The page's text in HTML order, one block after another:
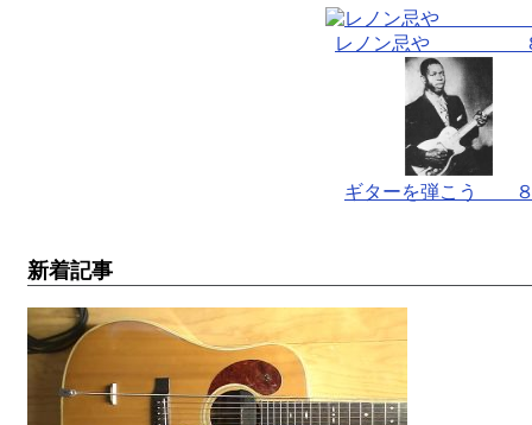
レノン忌や
ギターを弾こう
新着記事